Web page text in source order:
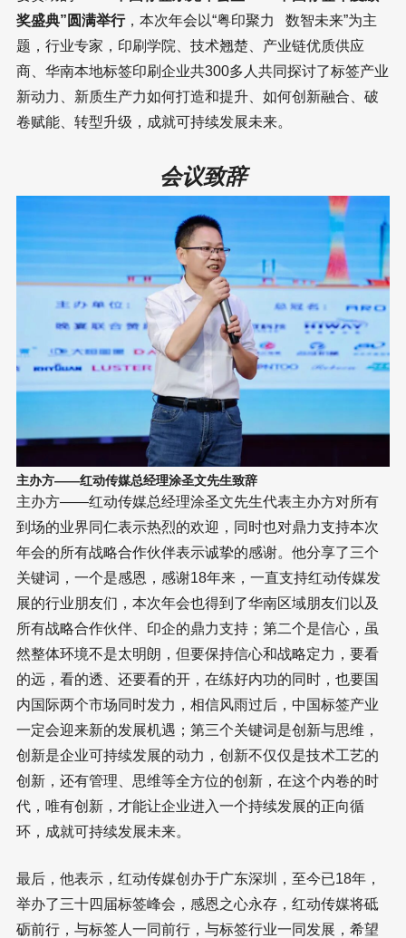
奖盛典”圆满举行，本次年会以“粤印聚力 数智未来”为主
题，行业专家，印刷学院、技术翘楚、产业链优质供应
商、华南本地标签印刷企业共300多人共同探讨了标签产业
新动力、新质生产力如何打造和提升、如何创新融合、破
卷赋能、转型升级，成就可持续发展未来。
会议致辞
主办方——红动传媒总经理涂圣文先生致辞
主办方——红动传媒总经理涂圣文先生代表主办方对所有
到场的业界同仁表示热烈的欢迎，同时也对鼎力支持本次
年会的所有战略合作伙伴表示诚挚的感谢。他分享了三个
关键词，一个是感恩，感谢18年来，一直支持红动传媒发
展的行业朋友们，本次年会也得到了华南区域朋友们以及
所有战略合作伙伴、印企的鼎力支持；第二个是信心，虽
然整体环境不是太明朗，但要保持信心和战略定力，要看
的远，看的透、还要看的开，在练好内功的同时，也要国
内国际两个市场同时发力，相信风雨过后，中国标签产业
一定会迎来新的发展机遇；第三个关键词是创新与思维，
创新是企业可持续发展的动力，创新不仅仅是技术工艺的
创新，还有管理、思维等全方位的创新，在这个内卷的时
代，唯有创新，才能让企业进入一个持续发展的正向循
环，成就可持续发展未来。
最后，他表示，红动传媒创办于广东深圳，至今已18年，
举办了三十四届标签峰会，感恩之心永存，红动传媒将砥
砺前行，与标签人一同前行，与标签行业一同发展，希望